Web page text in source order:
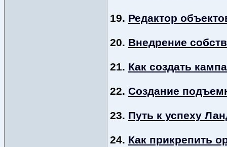
19. Редактор
20. Внедрение
21. Как создать
22. Создание
23. Путь к успеху
24. Как прикрепить